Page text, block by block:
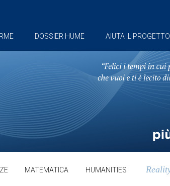
DOSSIER HUME AIUTA IL
MATEMATICA HUMANITIES